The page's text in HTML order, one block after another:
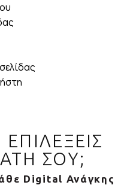
ΣΟΥ;
Digital Ανάγκης